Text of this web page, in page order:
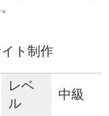
ト制作
レベ
ル
中級